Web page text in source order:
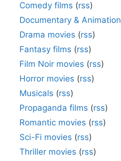
Comedy films (rss)
Documentary & Animation
Drama movies (rss)
Fantasy films (rss)
Film Noir movies (rss)
Horror movies (rss)
Musicals (rss)
Propaganda films (rss)
Romantic movies (rss)
Sci-Fi movies (rss)
Thriller movies (rss)